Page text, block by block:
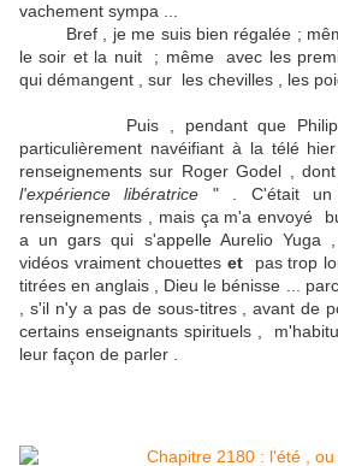
vachement sympa ...
Bref , je me suis bien régalée ;
le soir et la nuit ; même avec les
qui démangent , sur les chevilles , les
Puis , pendant que Philippe
particulièrement navéifiant à la télé
renseignements sur Roger Godel ,
l'expérience libératrice " . C'était un
renseignements , mais ça m'a envoyé
a un gars qui s'appelle Aurelio Yuga
vidéos vraiment chouettes et pas trop
titrées en anglais , Dieu le bénisse ...
, s'il n'y a pas de sous-titres , avant de
certains enseignants spirituels ,
leur façon de parler .